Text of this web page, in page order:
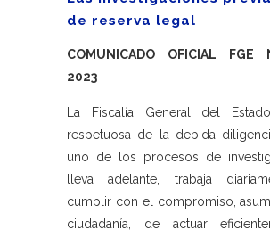
de reserva legal
COMUNICADO OFICIAL FGE
2023
La Fiscalía General del
respetuosa de la debida
uno de los procesos de
lleva adelante, trabaja
cumplir con el compromiso,
ciudadanía, de actuar